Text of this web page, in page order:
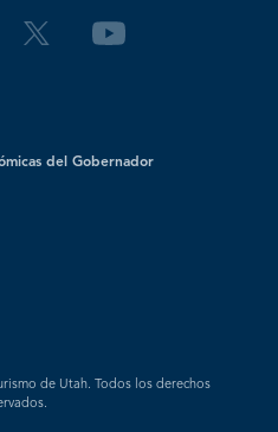
del Gobernador
de Utah. Todos los derechos